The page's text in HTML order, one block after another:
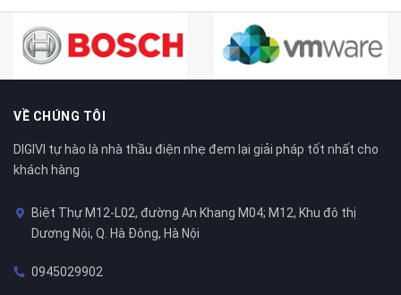
VỀ CHÚNG TÔI
DIGIVI tự hào là nhà thầu điện nhẹ đem lại giải pháp tốt nhất cho
khách hàng
Biệt Thự M12-L02, đường An Khang M04; M12, Khu đô thị
Dương Nội, Q. Hà Đông, Hà Nội
0945029902